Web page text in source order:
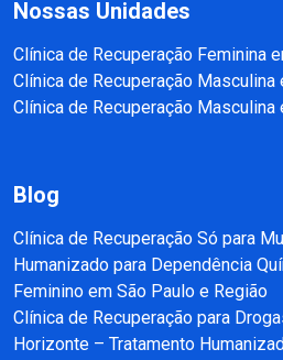
Nossas Unidades
Clínica de Recuperação Feminina
Clínica de Recuperação Masculina
Clínica de Recuperação Masculina
Blog
Clínica de Recuperação Só para
Humanizado para Dependência
Feminino em São Paulo e Região
Clínica de Recuperação para
Horizonte – Tratamento